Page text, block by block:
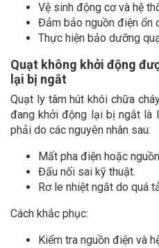
Vệ sinh động cơ và hệ
Đảm bảo nguồn điện ổn
Thực hiện bảo dưỡng
Quạt không khởi động
lại bị ngắt
Quạt ly tâm hút khói chữa
đang khởi động lại bị ngắt là
phải do các nguyên nhân sau:
Mất pha điện hoặc
Đấu nối sai kỹ thuật.
Rơ le nhiệt ngắt do quá
Cách khắc phục:
Kiểm tra nguồn điện và